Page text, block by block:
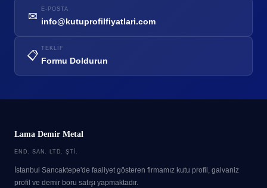
✉
E-POSTA
info@kutuprofilfiyatlari.com
📋
TEKLIF
Formu Doldurun
Lama Demir Metal
END. SAN. LTD. ŞTI.
İstanbul Sancaktepe'de faaliyet gösteren firmamız kutu profil, galvaniz
profil ve demir boru satışı yapmaktadır.